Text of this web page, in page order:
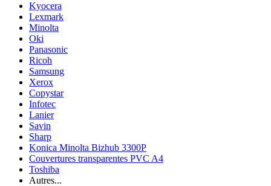
Kyocera
Lexmark
Minolta
Oki
Panasonic
Ricoh
Samsung
Xerox
Copystar
Infotec
Lanier
Savin
Sharp
Konica Minolta Bizhub 3300P
Couvertures transparentes PVC A4
Toshiba
Autres...